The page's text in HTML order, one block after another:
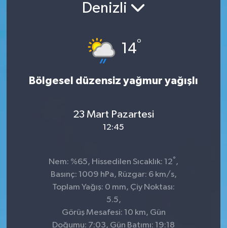
Denizli
14°
Bölgesel düzensiz yağmur yağışlı
23 Mart Pazartesi
12:45
Nem: %65, Hissedilen Sıcaklık: 12° ,
Basınç: 1009 hPa, Rüzgar: 6 km/s,
Toplam Yağış: 0 mm, Çiy Noktası:
5.5,
Görüş Mesafesi: 10 km, Gün
Doğumu: 7:03, Gün Batımı: 19:18